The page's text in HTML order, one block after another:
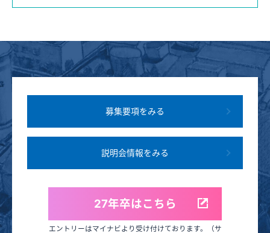
募集要項をみる
説明会情報をみる
27年卒はこちら
エントリーはマイナビより受け付けております。（サ